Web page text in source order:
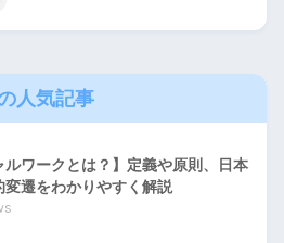
人気記事
ルワークとは？】定義や原則、日本
変遷をわかりやすく解説